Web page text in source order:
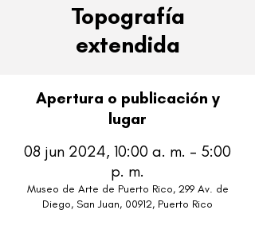
Topografía
extendida
Apertura o publicación y
lugar
08 jun 2024, 10:00 a. m. – 5:00
p. m.
Museo de Arte de Puerto Rico, 299 Av. de
Diego, San Juan, 00912, Puerto Rico